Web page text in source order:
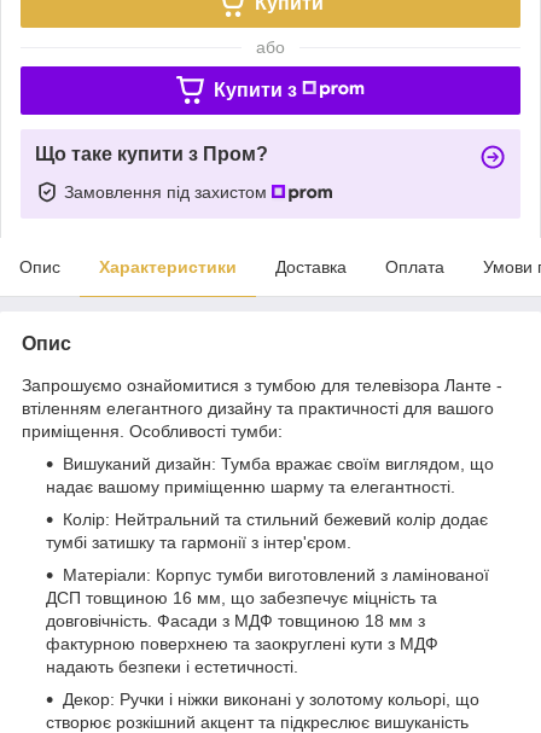
або
Купити з
Що таке купити з Пром?
Замовлення під захистом
Опис Характеристики Доставка Оплата Умови
Опис
Запрошуємо ознайомитися з тумбою для телевізора Ланте -
втіленням елегантного дизайну та практичності для вашого
приміщення. Особливості тумби:
Вишуканий дизайн: Тумба вражає своїм виглядом, що
надає вашому приміщенню шарму та елегантності.
Колір: Нейтральний та стильний бежевий колір додає
тумбі затишку та гармонії з інтер'єром.
Матеріали: Корпус тумби виготовлений з ламінованої
ДСП товщиною 16 мм, що забезпечує міцність та
довговічність. Фасади з МДФ товщиною 18 мм з
фактурною поверхнею та заокруглені кути з МДФ
надають безпеки і естетичності.
Декор: Ручки і ніжки виконані у золотому кольорі, що
створює розкішний акцент та підкреслює вишуканість